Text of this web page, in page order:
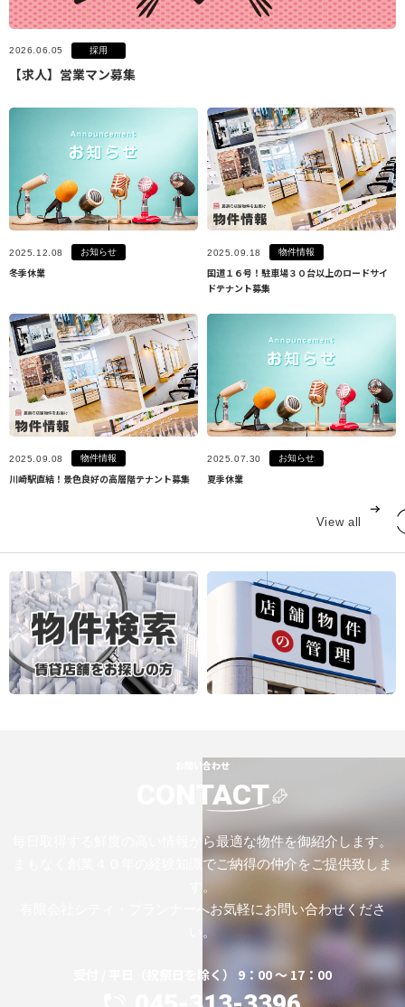
2026.06.05 採用
【求人】営業マン募集
2025.12.08 お知らせ
冬季休業
2025.09.18 物件情報
国道１６号！駐車場３０台以上のロードサイ
ドテナント募集
2025.09.08 物件情報
川崎駅直結！景色良好の高層階テナント募集
2025.07.30 お知らせ
夏季休業
View all
お問い合わせ
CONTACT
毎日取得する鮮度の高い情報から最適な物件を御紹介します。
まもなく創業４０年の経験知識でご納得の仲介をご提供致しま
す。
有限会社シティ・プランナーへお気軽にお問い合わせくださ
い。
受付 / 平日（祝祭日を除く） 9：00 ～ 17：00